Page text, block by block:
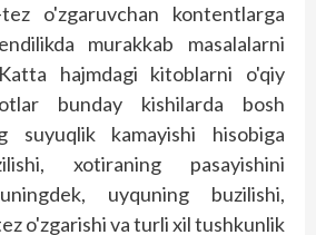
o'zgaruvchan kontentlarga
murakkab masalalarni
hajmdagi kitoblarni o'qiy
bunday kishilarda bosh
suyuqlik kamayishi hisobiga
xotiraning pasayishini
uyquning buzilishi,
o'zgarishi va turli xil tushkunlik